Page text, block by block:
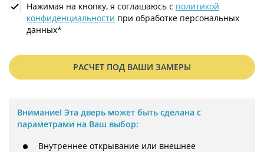
Нажимая на кнопку, я соглашаюсь с политикой
конфиденциальности при обработке персональных
данных*
РАСЧЕТ ПОД ВАШИ ЗАМЕРЫ
Внимание! Эта дверь может быть сделана с
параметрами на Ваш выбор:
Внутреннее открывание или внешнее